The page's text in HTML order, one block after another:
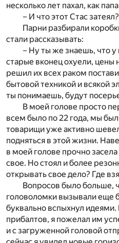
несколько лет пахал, как
– И что этот Стас затеял?
Парни разбирали
стали рассказывать:
– Ну ты же знаешь, что
старые вконец охуели, цены
решил их всех раком
бытовой техникой и всякой
ты понимаешь, будут
В моей голове просто
всем было по 22 года, мы
товарищи уже активно
подняться в этой жизни.
в моей голове прочно
свое. Но стоял и более
открывать свое дело? Где
Вопросов было больше,
головоломки вызывали еще
буквально вспыхнул идеями.
прибалтов, я пожелал им
и с загруженной головой